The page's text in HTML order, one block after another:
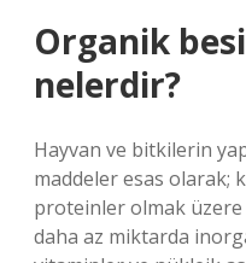
Organik
nelerdir?
Hayvan ve bitkilerin
maddeler esas olarak;
proteinler olmak üzere
daha az miktarda